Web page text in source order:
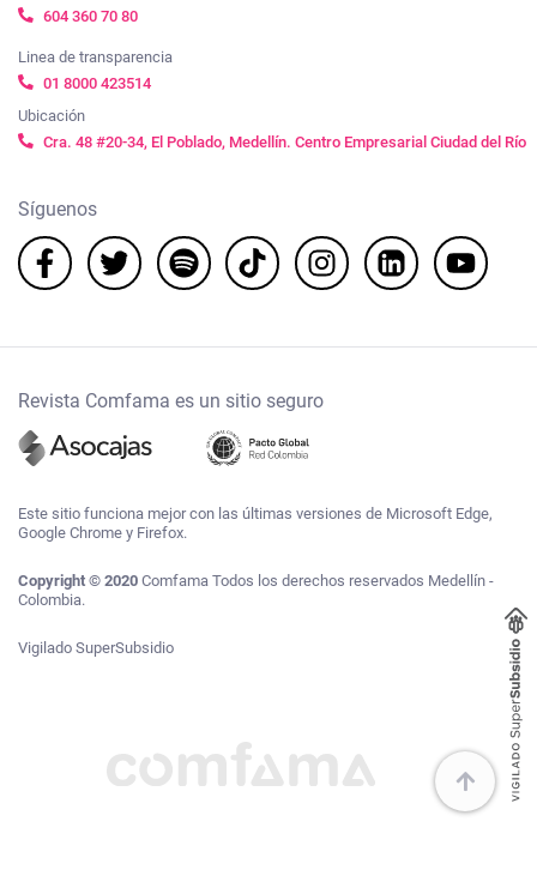
604 360 70 80
Linea de transparencia
01 8000 423514
Ubicación
Cra. 48 #20-34, El Poblado, Medellín. Centro Empresarial Ciudad del Río
Síguenos
Revista Comfama es un sitio seguro
Este sitio funciona mejor con las últimas versiones de Microsoft Edge,
Google Chrome y Firefox.
Copyright © 2020 Comfama Todos los derechos reservados Medellín -
Colombia.
Vigilado SuperSubsidio